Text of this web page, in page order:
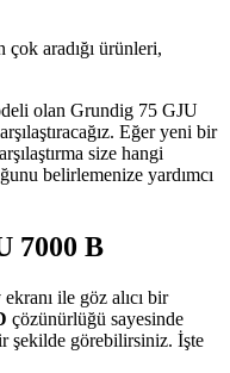
çok aradığı ürünleri,
olan Grundig 75 GJU
Eğer yeni bir
size hangi
belirlemenize yardımcı
7000 B
ile göz alıcı bir
çözünürlüğü sayesinde
şekilde görebilirsiniz. İşte